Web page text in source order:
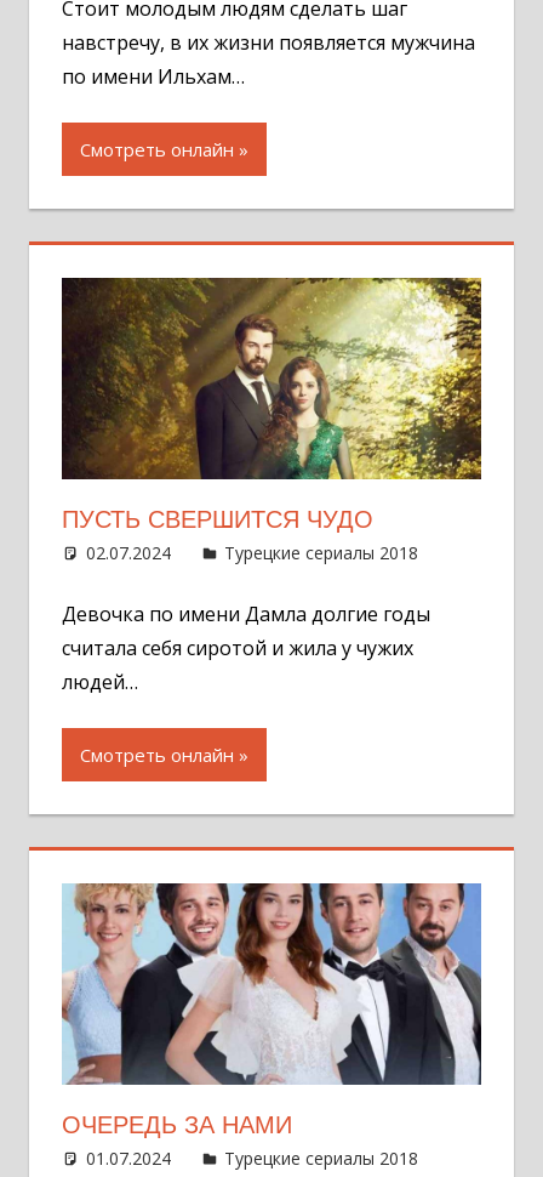
Стоит молодым людям сделать шаг
навстречу, в их жизни появляется мужчина
по имени Ильхам…
Смотреть онлайн
ПУСТЬ СВЕРШИТСЯ ЧУДО
02.07.2024 Администратор
Турецкие сериалы 2018
Девочка по имени Дамла долгие годы
считала себя сиротой и жила у чужих
людей…
Смотреть онлайн
ОЧЕРЕДЬ ЗА НАМИ
01.07.2024 Администратор
Турецкие сериалы 2018